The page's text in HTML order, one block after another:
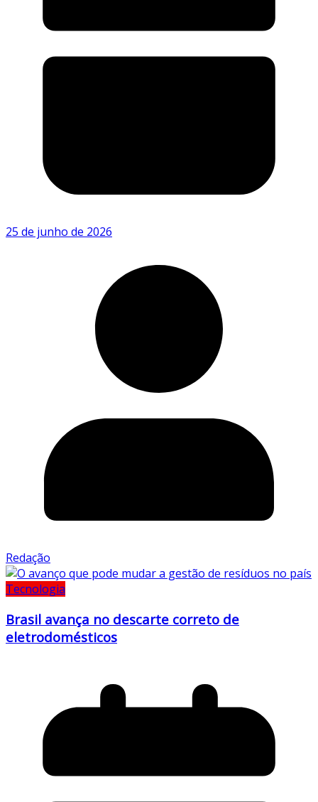
25 de junho de 2026
Redação
Tecnologia
Brasil avança no descarte correto de
eletrodomésticos